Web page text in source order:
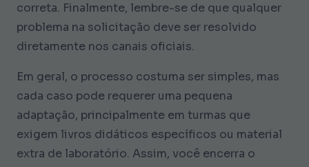
correta. Finalmente, lembre-se de que qualquer
problema na solicitação deve ser resolvido
diretamente nos canais oficiais.
Em geral, o processo costuma ser simples, mas
cada caso pode requerer uma pequena
adaptação, principalmente em turmas que
exigem livros didáticos específicos ou material
extra de laboratório. Assim, você encerra o